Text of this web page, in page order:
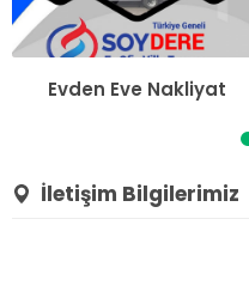
Evden Eve Nakliyat
İletişim Bilgilerimiz